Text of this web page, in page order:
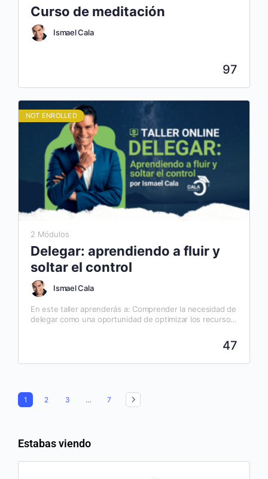
Curso de meditación
Ismael Cala
97
NOT ENROLLED
2 Módulos
Delegar: aprendiendo a fluir y
soltar el control
Ismael Cala
En este taller aprenderás a: Comprender la necesidad de
delegar como una oportunidad de optimizar los recursos
47
1 2 3 … 7
Estabas viendo